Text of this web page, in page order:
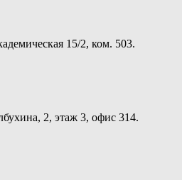
15/2, ком. 503.
2, этаж 3, офис 314.